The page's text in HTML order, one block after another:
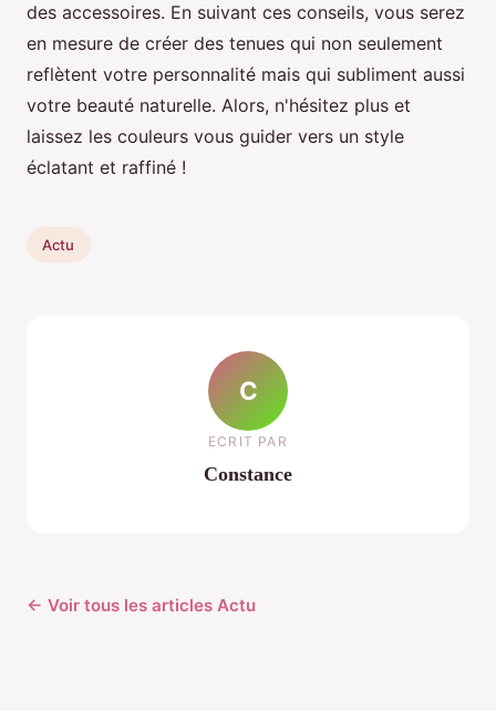
des accessoires. En suivant ces conseils, vous serez
en mesure de créer des tenues qui non seulement
reflètent votre personnalité mais qui subliment aussi
votre beauté naturelle. Alors, n'hésitez plus et
laissez les couleurs vous guider vers un style
éclatant et raffiné !
Actu
C
ECRIT PAR
Constance
← Voir tous les articles Actu